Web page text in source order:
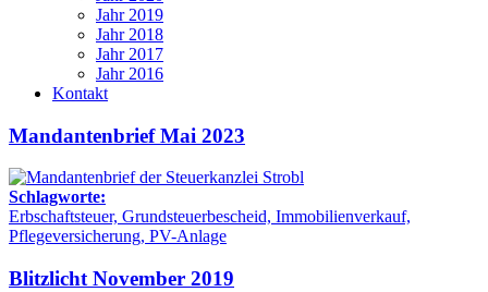
Jahr 2019
Jahr 2018
Jahr 2017
Jahr 2016
Kontakt
Mandantenbrief Mai 2023
Schlagworte:
Erbschaftsteuer, Grundsteuerbescheid, Immobilienverkauf,
Pflegeversicherung, PV-Anlage
Blitzlicht November 2019